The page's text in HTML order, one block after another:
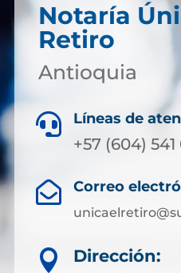
Notaría
Retiro
Antioquia
 Líneas de
+57 (604) 541
 Correo

Dirección: